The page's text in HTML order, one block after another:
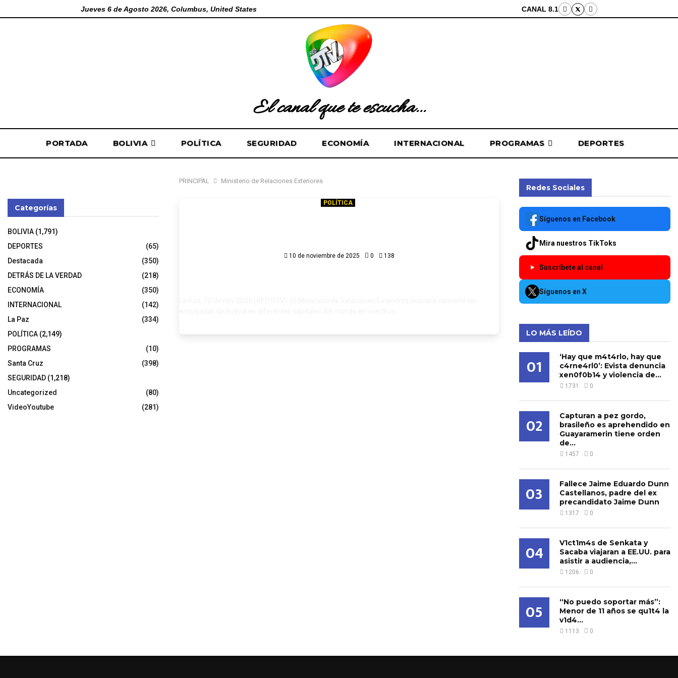
Jueves 6 de Agosto 2026, Columbus, United States CANAL 8.1
El canal que te escucha...
PORTADA BOLIVIA POLÍTICA SEGURIDAD ECONOMÍA INTERNACIONAL PROGRAMAS DEPORTES
PRINCIPAL Ministerio de Relaciones Exteriores
POLÍTICA
10 de noviembre de 2025 0 138
Categorías
BOLIVIA (1,791)
DEPORTES
(65)
Destacada
(350)
DETRÁS DE LA VERDAD
(218)
ECONOMÍA
(350)
INTERNACIONAL
(142)
La Paz
(334)
POLÍTICA (2,149)
PROGRAMAS
(10)
Santa Cruz
(398)
SEGURIDAD (1,218)
Uncategorized
(80)
VideoYoutube
(281)
Redes Sociales
Síguenos en Facebook
Mira nuestros TikToks
Suscríbete al canal
Síguenos en X
LO MÁS LEÍDO
01
‘Hay que m4t4rlo, hay que
c4rne4rl0’: Evista denuncia
xen0f0b14 y violencia de...
1731 0
02
Capturan a pez gordo,
brasileño es aprehendido en
Guayaramerin tiene orden
de...
1457 0
03
Fallece Jaime Eduardo Dunn
Castellanos, padre del ex
precandidato Jaime Dunn
1317 0
04
V1ct1m4s de Senkata y
Sacaba viajaran a EE.UU. para
asistir a audiencia,...
1206 0
05
“No puedo soportar más”:
Menor de 11 años se qu1t4 la
v1d4...
1113 0